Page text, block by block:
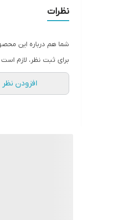
نظرات
شما هم درباره این
برای ثبت نظر، لازم
افزودن نظر